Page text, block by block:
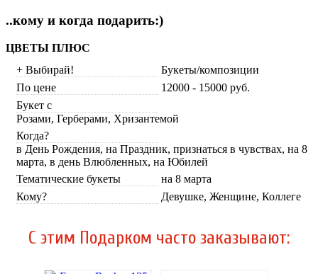
..кому и когда подарить:)
ЦВЕТЫ ПЛЮС
+ Выбирай!
Букеты/композиции
По цене
12000 - 15000 руб.
Букет с
Розами, Герберами, Хризантемой
Когда?
в День Рождения, на Праздник, признаться в чувствах, на 8
марта, в день Влюбленных, на Юбилей
Тематические букеты
на 8 марта
Кому?
Девушке, Женщине, Коллеге
C этим Подарком часто заказывают: